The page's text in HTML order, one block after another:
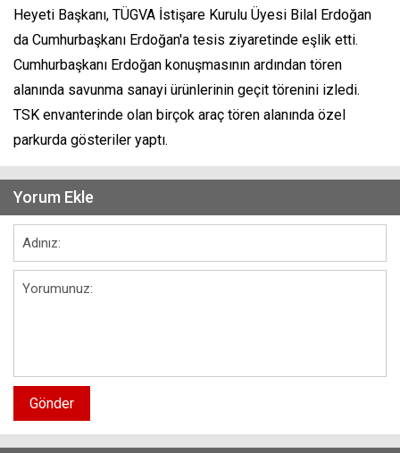
Heyeti Başkanı, TÜGVA İstişare Kurulu Üyesi Bilal Erdoğan
da Cumhurbaşkanı Erdoğan'a tesis ziyaretinde eşlik etti.
Cumhurbaşkanı Erdoğan konuşmasının ardından tören
alanında savunma sanayi ürünlerinin geçit törenini izledi.
TSK envanterinde olan birçok araç tören alanında özel
parkurda gösteriler yaptı.
Yorum Ekle
Gönder